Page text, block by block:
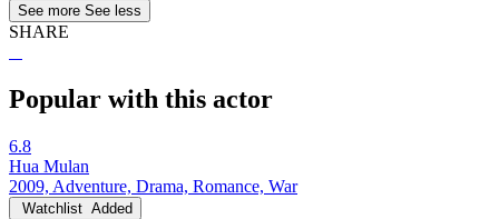
See more See less
SHARE
Popular with this actor
6.8
Hua Mulan
2009, Adventure, Drama, Romance, War
Watchlist Added